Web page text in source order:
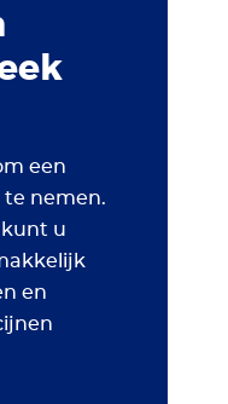
een
te nemen.
kunt u
en